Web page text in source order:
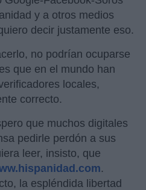
y a otros medios
decir justamente eso.
no podrían ocuparse
que en el mundo han
locales,
correcto.
que muchos digitales
pedirle perdón a sus
leer, insisto, que
.
la espléndida libertad